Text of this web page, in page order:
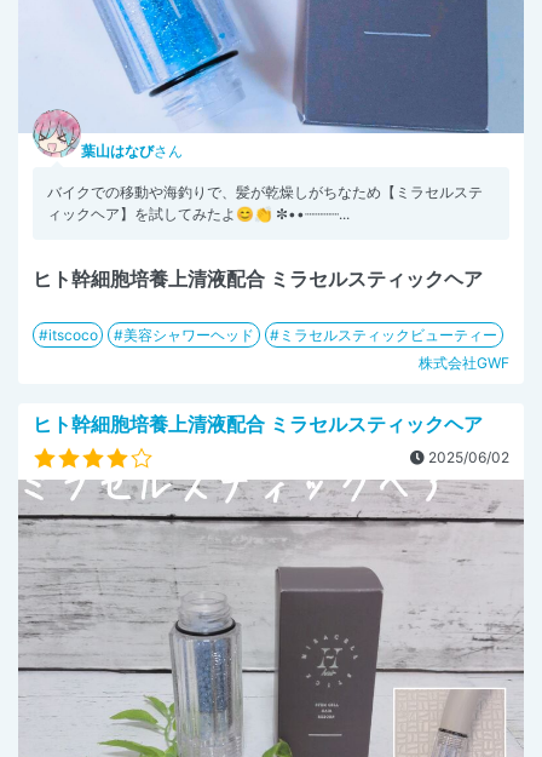
葉山はなびさん
バイクでの移動や海釣りで、髪が乾燥しがちなため【ミラセルステ
ィックヘア】を試してみたよ😊👏 ✼••┈┈┈┈...
ヒト幹細胞培養上清液配合 ミラセルスティックヘア
itscoco 美容シャワーヘッド
ミラセルスティックビューティー
株式会社GWF
ヒト幹細胞培養上清液配合 ミラセルスティックヘア
2025/06/02